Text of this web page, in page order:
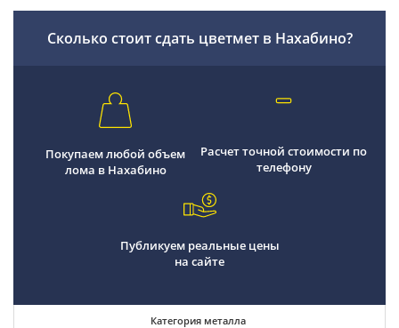
Сколько стоит сдать цветмет в Нахабино?
Покупаем любой объем
лома в Нахабино
Расчет точной стоимости по
телефону
Публикуем реальные цены
на сайте
Категория металла